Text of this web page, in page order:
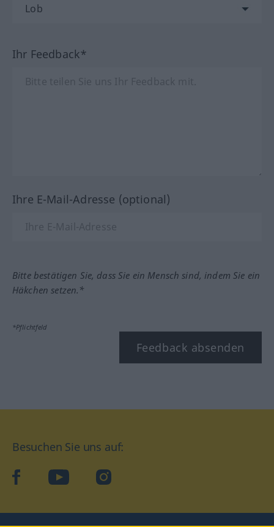
Ihr Feedback*
Ihre E-Mail-Adresse (optional)
Bitte bestätigen Sie, dass Sie ein Mensch sind, indem Sie ein
Häkchen setzen.*
*Pflichtfeld
Feedback absenden
Besuchen Sie uns auf:
facebookYouTube Instagram